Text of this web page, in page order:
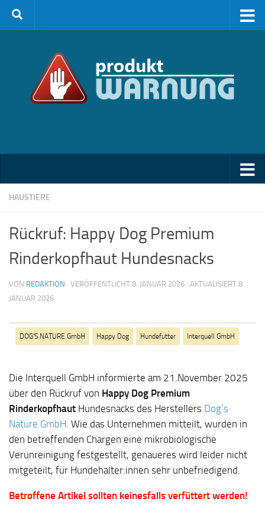
Zum Inhalt springen
HAUSTIERE
Rückruf: Happy Dog Premium
Rinderkopfhaut Hundesnacks
VON REDAKTION · VERÖFFENTLICHT 8. JANUAR 2026 · AKTUALISIERT 8.
JANUAR 2026
DOG’S NATURE GmbH Happy Dog Hundefutter Interquell GmbH
Die Interquell GmbH informierte am 21.November 2025
über den Rückruf von Happy Dog Premium
Rinderkopfhaut Hundesnacks des Herstellers Dog’s
Nature GmbH. Wie das Unternehmen mitteilt, wurden in
den betreffenden Chargen eine mikrobiologische
Verunreinigung festgestellt, genaueres wird leider nicht
mitgeteilt, für Hundehalter:innen sehr unbefriedigend.
Betroffene Artikel sollten keinesfalls verfüttert werden!